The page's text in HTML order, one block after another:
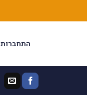
התחברות